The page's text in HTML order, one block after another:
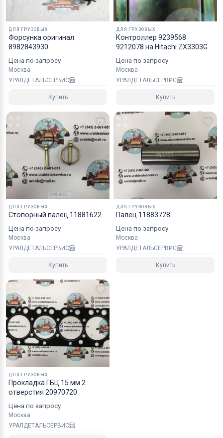
хрупких грузов.
Коробки оптимального размера и с
надежным уровнем защиты.
мероприятия по оформлению документов и
перевозке вашего заказа в любой регион РФ, в
ДЛЯ ГРУЗОВЫХ
Форсунка оригинал
8982843930
Цена по запросу
Москва
УРАЛДЕТАЛЬСЕРВИС
Купить
ДЛЯ ГРУЗОВЫХ
Контроллер 9239568
9212078 на Hitachi ZX3303G
Цена по запросу
Москва
УРАЛДЕТАЛЬСЕРВИС
Купить
ДЛЯ ГРУЗОВЫХ
Стопорный палец 11881622
Цена по запросу
Москва
УРАЛДЕТАЛЬСЕРВИС
Купить
ДЛЯ ГРУЗОВЫХ
Палец 11883728
Цена по запросу
Москва
УРАЛДЕТАЛЬСЕРВИС
Купить
ДЛЯ ГРУЗОВЫХ
Прокладка ГБЦ 15 мм 2
отверстия 20970720
Цена по запросу
Москва
УРАЛДЕТАЛЬСЕРВИС